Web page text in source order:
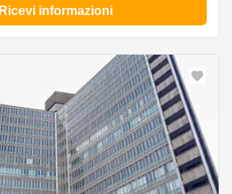
Ricevi informazioni